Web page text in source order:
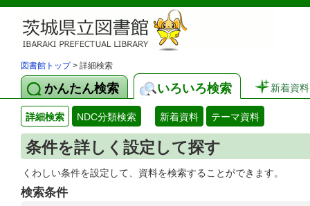
図書館トップ> 詳細検索
かんたん検索 いろいろ検索 新着資料
詳細検索 NDC分類検索 新着資料 テーマ資料
条件を詳しく設定して探す
くわしい条件を設定して、資料を検索することができます。
検索条件